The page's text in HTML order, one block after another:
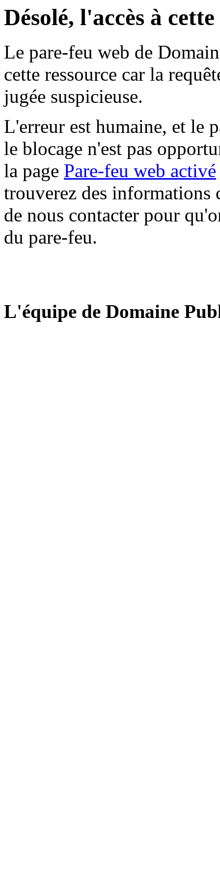
Désolé, l'accès à
Le pare-feu web de
cette ressource car la
jugée suspicieuse.
L'erreur est humaine, et le
le blocage n'est pas
la page Pare-feu web activé
trouverez des informations
de nous contacter pour
du pare-feu.
L'équipe de Domaine